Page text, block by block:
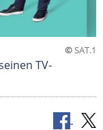
©SAT.1
TV-